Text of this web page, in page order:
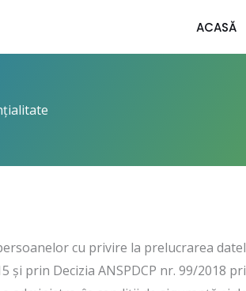
ACASĂ
cu privire la prelucrarea
și prin Decizia ANSPDCP nr. 99/2018